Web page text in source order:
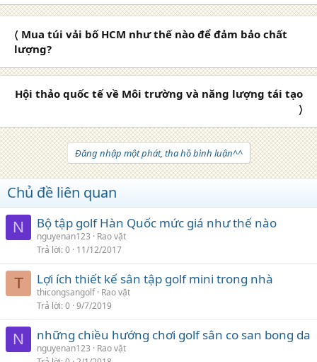
〈 Mua túi vải bố HCM như thế nào để đảm bảo chất
lượng?
Hội thảo quốc tế về Môi trường và năng lượng tái tạo
〉
Đăng nhập một phát, tha hồ bình luận^^
Chủ đề liên quan
N Bộ tập golf Hàn Quốc mức giá như thế nào
nguyenan123
Rao vặt
Trả lời 0 11/12/2017
T Lợi ích thiết kế sân tập golf mini trong nhà
thicongsangolf Rao vặt
Trả lời 0 9/7/2019
N những chiều hướng chơi golf sân co san bong da
nguyenan123
Rao vặt